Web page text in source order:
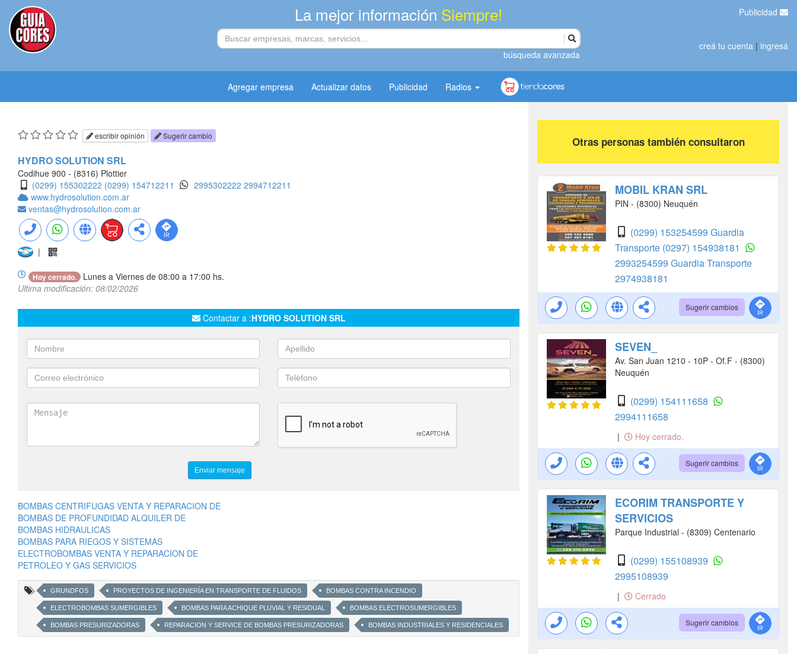
La mejor información Siempre!
búsqueda avanzada
Publicidad
creá tu cuenta | ingresá
Agregar empresa Actualizar datos Publicidad Radios
escribir opinión Sugerir cambio
HYDRO SOLUTION SRL
Codihue 900 - (8316) Plottier
(0299) 155302222 (0299) 154712211 2995302222 2994712211
www.hydrosolution.com.ar
ventas@hydrosolution.com.ar
|
Hoy cerrado.
Lunes a Viernes de 08:00 a 17:00 hs.
Ultima modificación: 08/02/2026
Contactar a :HYDRO SOLUTION SRL
BOMBAS CENTRIFUGAS VENTA Y REPARACION DE
BOMBAS DE PROFUNDIDAD ALQUILER DE
BOMBAS HIDRAULICAS
BOMBAS PARA RIEGOS Y SISTEMAS
ELECTROBOMBAS VENTA Y REPARACION DE
PETROLEO Y GAS SERVICIOS
GRUNDFOS PROYECTOS DE INGENIERÍA EN TRANSPORTE DE FLUIDOS BOMBAS CONTRA INCENDIO
ELECTROBOMBAS SUMERGIBLES BOMBAS PARA ACHIQUE PLUVIAL Y RESIDUAL BOMBAS ELECTROSUMERGIBLES
BOMBAS PRESURIZADORAS REPARACION Y SERVICE DE BOMBAS PRESURIZADORAS BOMBAS INDUSTRIALES Y RESIDENCIALES
Otras personas también consultaron
MOBIL KRAN SRL
PIN - (8300) Neuquén
(0299) 153254599 Guardia
Transporte (0297) 154938181
2993254599 Guardia Transporte
2974938181
Sugerir cambios
SEVEN_
Av. San Juan 1210 - 10P - Of.F - (8300)
Neuquén
(0299) 154111658
2994111658
| Hoy cerrado.
Sugerir cambios
ECORIM TRANSPORTE Y
SERVICIOS
Parque Industrial - (8309) Centenario
(0299) 155108939
2995108939
| Cerrado
Sugerir cambios